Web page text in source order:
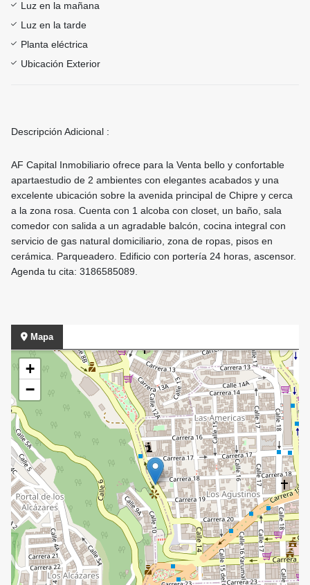
Luz en la mañana
Luz en la tarde
Planta eléctrica
Ubicación Exterior
Descripción Adicional :
AF Capital Inmobiliario ofrece para la Venta bello y confortable
apartaestudio de 2 ambientes con elegantes acabados y una
excelente ubicación sobre la avenida principal de Chipre y cerca
a la zona rosa. Cuenta con 1 alcoba con closet, un baño, sala
comedor con salida a un agradable balcón, cocina integral con
servicio de gas natural domiciliario, zona de ropas, pisos en
cerámica. Parqueadero. Edificio con portería 24 horas, ascensor.
Agenda tu cita: 3186585089.
Mapa
+
−